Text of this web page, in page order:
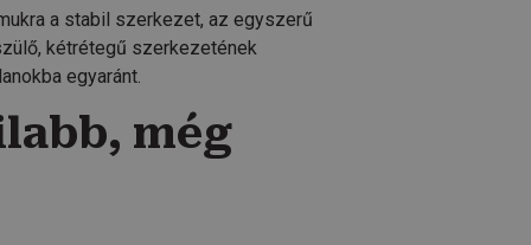
a stabil szerkezet, az egyszerű
kétrétegű szerkezetének
egyaránt.
még